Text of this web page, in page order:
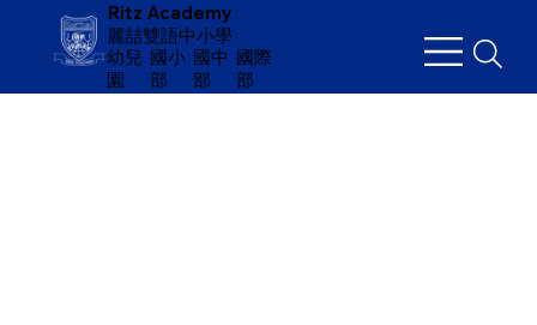
Ritz Academy
麗喆雙語中小學
幼兒
園
​國小
部
國中
部
國際
部